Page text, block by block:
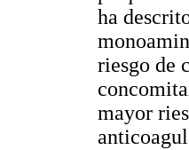
ha
riesgo de
mayor